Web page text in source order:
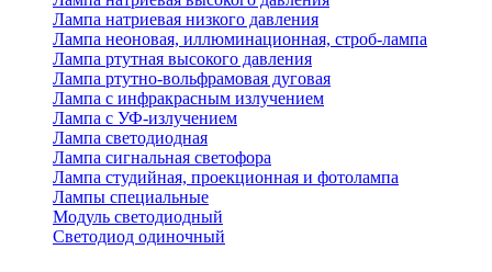
Лампа натриевая низкого давления
Лампа неоновая, иллюминационная, строб-лампа
Лампа ртутная высокого давления
Лампа ртутно-вольфрамовая дуговая
Лампа с инфракрасным излучением
Лампа с УФ-излучением
Лампа светодиодная
Лампа сигнальная светофора
Лампа студийная, проекционная и фотолампа
Лампы специальные
Модуль светодиодный
Светодиод одиночный